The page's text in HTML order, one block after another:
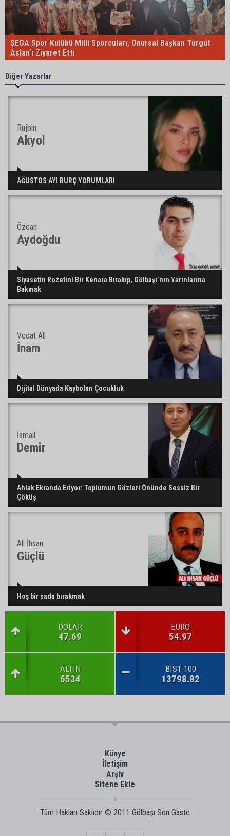
ŞEGA Spor Kulübü Milli Sporcuları, Onursal Başkan Turgut
Aslan’ı Ziyaret Etti
Diğer Yazarlar
Rujbin
Akyol
AĞUSTOS AYI BURÇ YORUMLARI
Özcan
Aydoğdu
Siyasetin Rozetini Bir Kenara Bırakıp, Gölbaşı’nın Yarınlarına
Bakmak
Vedat Ali
İnam
Dijital Dünyada Kaybolan Çocukluk
İsmail
Demir
Ahlak Ekranda Eriyor: Toplumun Gözleri Önünde Sessiz Bir
Çöküş
Ali İhsan
Güçlü
Hoş bir sada bırakmak
DOLAR
47.69
EURO
54.97
ALTIN
6534
BIST 100
13798.82
Künye
İletişim
Arşiv
Sitene Ekle
Tüm Hakları Saklıdır © 2011 Gölbaşı Son Gaste